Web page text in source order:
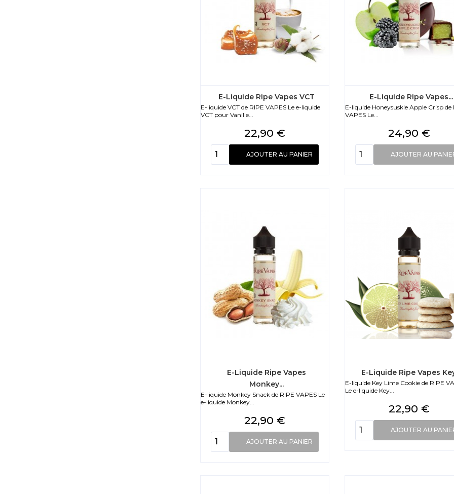
E-Liquide Ripe Vapes VCT
E-liquide VCT de RIPE VAPES Le e-liquide
VCT pour Vanille...
Prix
22,90 €
AJOUTER AU PANIER
E-Liquide Ripe Vapes...
E-liquide Honeysuskle Apple Crisp de
VAPES Le...
Prix
24,90 €
AJOUTER AU
E-Liquide Ripe Vapes
Monkey...
E-liquide Monkey Snack de RIPE VAPES Le
e-liquide Monkey...
Prix
22,90 €
AJOUTER AU PANIER
E-Liquide Ripe Vapes
E-liquide Key Lime Cookie de RIPE
Le e-liquide Key...
Prix
22,90 €
AJOUTER AU